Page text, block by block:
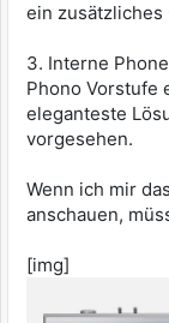
ein zusätzliches
3. Interne
Phono Vorstufe
eleganteste
vorgesehen.
Wenn ich mir
anschauen,
[img]